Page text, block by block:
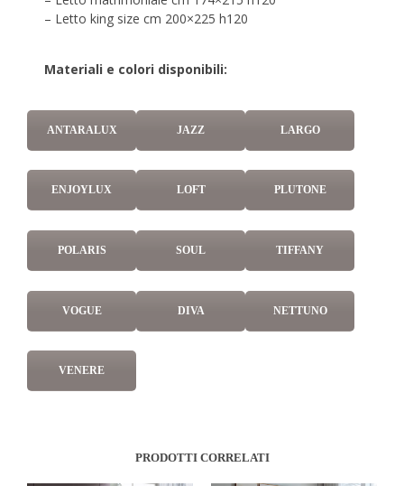
– Letto king size cm 200×225 h120
Materiali e colori disponibili:
ANTARALUX JAZZ LARGO
ENJOYLUX LOFT PLUTONE
POLARIS SOUL TIFFANY
VOGUE DIVA NETTUNO
VENERE
PRODOTTI CORRELATI